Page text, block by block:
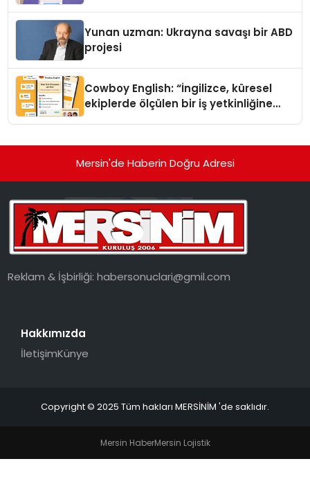
Yunan uzman: Ukrayna savaşı bir ABD
projesi
Cowboy English: “İngilizce, küresel
ekiplerde ölçülen bir iş yetkinliğine
Mersin'de Haberin Doğru Adresi
Reklam & İşbirliği:habersonuclari@gmil.com
Hakkımızda
İletişimKünye
Copyright © 2025 Tüm hakları MERSİNİM 'de saklıdır.
Mersin HaberMersin Lojistik